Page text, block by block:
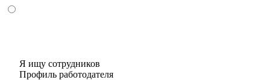
Я ищу сотрудников
Профиль работодателя